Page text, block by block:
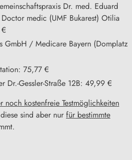
Dr. med. Eduard
medic (UMF Bukarest) Otilia
GmbH / Medicare Bayern (Domplatz
75,77 €
Dr.-Gessler-Straße 12B: 49,99 €
noch kostenfreie Testmöglichkeiten
sind aber nur für bestimmte